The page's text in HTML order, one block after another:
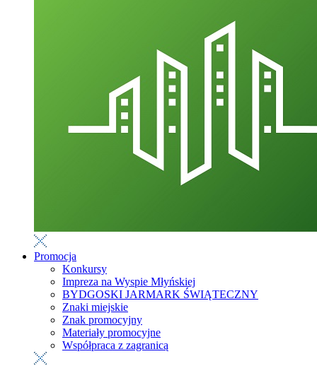
Promocja
Konkursy
Impreza na Wyspie Młyńskiej
BYDGOSKI JARMARK ŚWIĄTECZNY
Znaki miejskie
Znak promocyjny
Materiały promocyjne
Współpraca z zagranicą